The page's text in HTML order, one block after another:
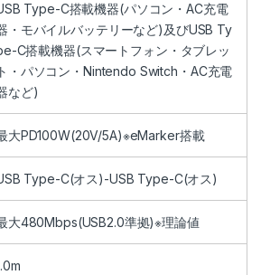
Type-C搭載機器(パソコン・AC充電
・モバイルバッテリーなど)及びUSB Ty
C搭載機器(スマートフォン・タブレッ
ト・パソコン・Nintendo Switch・AC充電
など)
大PD100W(20V/5A)※eMarker搭載
Type-C(オス)-USB Type-C(オス)
大480Mbps(USB2.0準拠)※理論値